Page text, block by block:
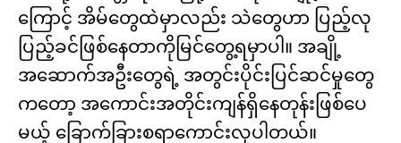
ကြောင့် အိမ်တွေထဲမှာလည်း သဲတွေဟာ ပြည့်လု
ပြည့်ခင်ဖြစ်နေတာကိုမြင်တွေ့ရမှာပါ။ အချို့
အဆောက်အဦးတွေရဲ့ အတွင်းပိုင်းပြင်ဆင်မှုတွေ
ကတော့ အကောင်းအတိုင်းကျန်ရှိနေတုန်းဖြစ်ပေ
မယ့် ခြောက်ခြားစရာကောင်းလှပါတယ်။